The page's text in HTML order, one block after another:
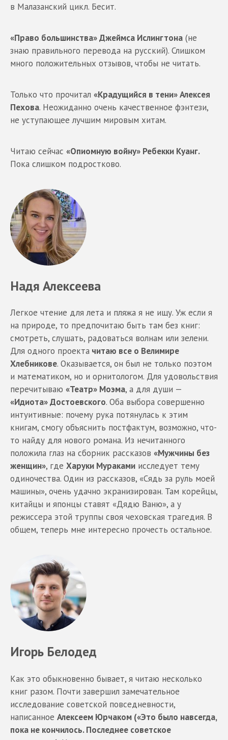
в Малазанский цикл. Бесит.
«Право большинства» Джеймса Ислингтона (не
знаю правильного перевода на русский). Слишком
много положительных отзывов, чтобы не читать.
Только что прочитал «Крадущийся в тени» Алексея
Пехова. Неожиданно очень качественное фэнтези,
не уступающее лучшим мировым хитам.
Читаю сейчас «Опиомную войну» Ребекки Куанг.
Пока слишком подростково.
Надя Алексеева
Легкое чтение для лета и пляжа я не ищу. Уж если я
на природе, то предпочитаю быть там без книг:
смотреть, слушать, радоваться волнам или зелени.
Для одного проекта читаю все о Велимире
Хлебникове. Оказывается, он был не только поэтом
и математиком, но и орнитологом. Для удовольствия
перечитываю «Театр» Моэма, а для души —
«Идиота» Достоевского. Оба выбора совершенно
интуитивные: почему рука потянулась к этим
книгам, смогу объяснить постфактум, возможно, что-
то найду для нового романа. Из нечитанного
положила глаз на сборник рассказов «Мужчины без
женщин», где Харуки Мураками исследует тему
одиночества. Один из рассказов, «Сядь за руль моей
машины», очень удачно экранизирован. Там корейцы,
китайцы и японцы ставят «Дядю Ваню», а у
режиссера этой труппы своя чеховская трагедия. В
общем, теперь мне интересно прочесть остальное.
Игорь Белодед
Как это обыкновенно бывает, я читаю несколько
книг разом. Почти завершил замечательное
исследование советской повседневности,
написанное Алексеем Юрчаком («Это было навсегда,
пока не кончилось. Последнее советское